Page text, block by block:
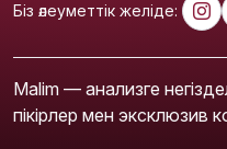
Біз әлеуметтік желіде:
Malim — анализге
пікірлер мен эксклюзив